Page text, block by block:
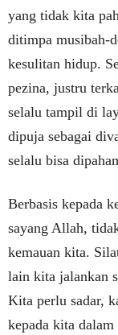
yang tidak kita
ditimpa musibah-
kesulitan hidup.
pezina, justru
selalu tampil di
dipuja sebagai
selalu bisa
Berbasis kepada
sayang Allah,
kemauan kita.
lain kita jalankan
Kita perlu sadar,
kepada kita